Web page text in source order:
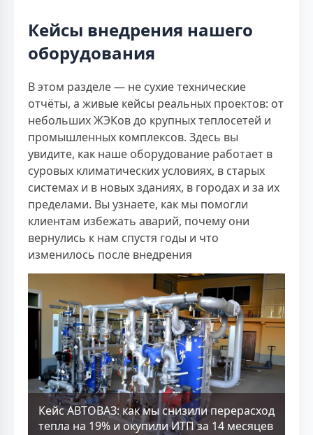
Кейсы внедрения нашего
оборудования
В этом разделе — не сухие технические
отчёты, а живые кейсы реальных проектов: от
небольших ЖЭКов до крупных теплосетей и
промышленных комплексов. Здесь вы
увидите, как наше оборудование работает в
суровых климатических условиях, в старых
системах и в новых зданиях, в городах и за их
пределами. Вы узнаете, как мы помогли
клиентам избежать аварий, почему они
вернулись к нам спустя годы и что
изменилось после внедрения
Кейс АВТОВАЗ: как мы снизили перерасход
тепла на 19% и окупили ИТП за 14 месяцев